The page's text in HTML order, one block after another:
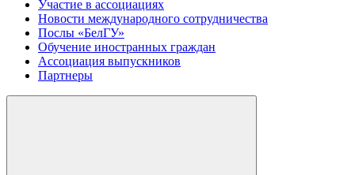
Участие в ассоциациях
Новости международного сотрудничества
Послы «БелГУ»
Обучение иностранных граждан
Ассоциация выпускников
Партнеры